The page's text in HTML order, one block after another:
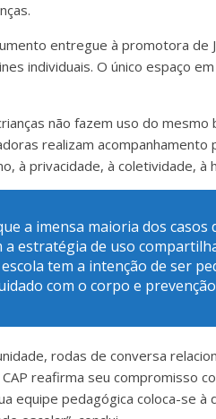
entregue à promotora de
individuais. O único espaço
não fazem uso do
realizam acompanhamento
à privacidade, à coletividade, à
a imensa maioria dos
estratégia de uso
tem a intenção de ser
com o corpo e
rodas de conversa
reafirma seu compromisso
equipe pedagógica coloca-se à